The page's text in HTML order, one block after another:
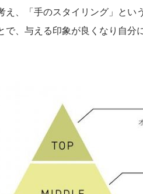
え、「手のスタイリング」と
、与える印象が良くなり自分